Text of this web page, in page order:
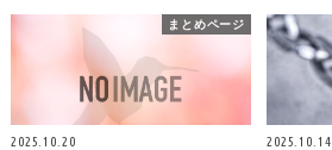
まとめページ
2025.10.20 2025.10.14